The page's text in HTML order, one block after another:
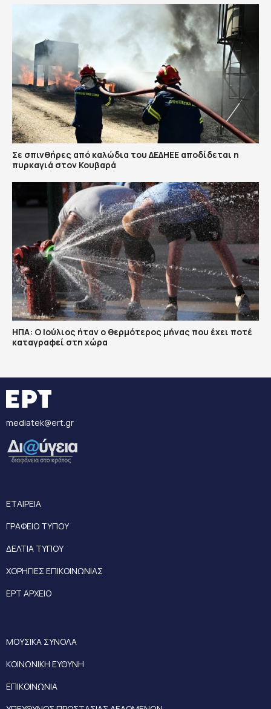
Σε σπινθήρες από καλώδια του ΔΕΔΗΕΕ αποδίδεται η
πυρκαγιά στον Κουβαρά
ΗΠΑ: Ο Ιούλιος ήταν ο θερμότερος μήνας που έχει ποτέ
καταγραφεί στη χώρα
mediatek@ert.gr
ΕΤΑΙΡΕΙΑ
ΓΡΑΦΕΙΟ ΤΥΠΟΥ
ΔΕΛΤΙΑ ΤΥΠΟΥ
ΧΟΡΗΓΙΕΣ ΕΠΙΚΟΙΝΩΝΙΑΣ
ΕΡΤ ΑΡΧΕΙΟ
ΜΟΥΣΙΚΑ ΣΥΝΟΛΑ
ΚΟΙΝΩΝΙΚΗ ΕΥΘΥΝΗ
ΕΠΙΚΟΙΝΩΝΙΑ